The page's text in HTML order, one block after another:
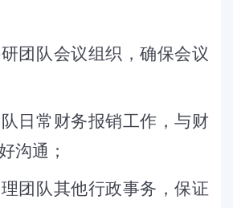
团队会议组织，确保会议
日常财务报销工作，与财
沟通；
团队其他行政事务，保证